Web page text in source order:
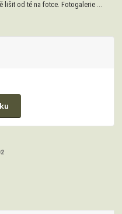
lišit od té na fotce. Fotogalerie ...